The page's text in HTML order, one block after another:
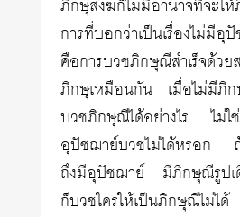
ภิกษุสงฆ์ก็ไม่มีอำนาจที่จะ
การที่บอกว่าเป็นเรื่องไม่มี
คือการบวชภิกษุณีสำเร็จด้ว
ภิกษุเหมือนกัน เมื่อไม่มีภิ
บวชภิกษุณีได้อย่างไร ไม่ใ
อุปัชฌาย์บวชไม่ได้หรอก
ถึงมีอุปัชฌาย์ มีภิกษุณีรูปเ
ก็บวชใครให้เป็นภิกษุณีไม่ได้